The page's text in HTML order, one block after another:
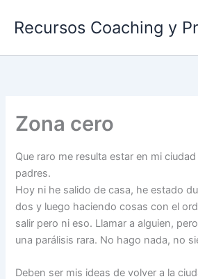
Recursos Coaching y
Zona cero
Que raro me resulta estar en mi
padres.
Hoy ni he salido de casa, he estado
dos y luego haciendo cosas con el
salir pero ni eso. Llamar a alguien,
una parálisis rara. No hago nada, no
Deben ser mis ideas de volver a la